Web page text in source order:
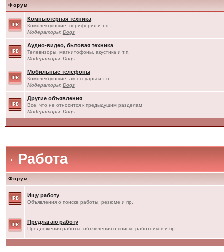
Форум
Компьютерная техника
Комплектующие, периферия и т.п.
Модераторы: Dogs
Аудио-видео, бытовая техника
Телевизоры, магнитофоны, акустика и т.п.
Модераторы: Dogs
Мобильные телефоны
Комплектующие, аксессуары и т.п.
Модераторы: Dogs
Другие объявления
Все, что не относится к предыдущим разделам
Модераторы: Dogs
Работа
Форум
Ищу работу
Объявления о поиске работы, резюме и пр.
Предлагаю работу
Предложения работы, объявления о поиске работников и пр.